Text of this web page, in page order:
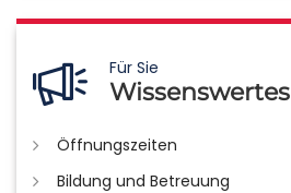
Für Sie
Wissenswertes
Öffnungszeiten
Bildung und Betreuung